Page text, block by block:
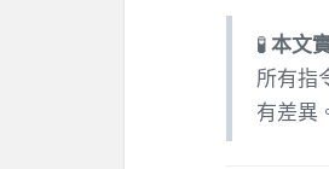
🧪本文
所有指
有差異